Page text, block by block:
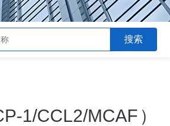
1/CCL2/MCAF）